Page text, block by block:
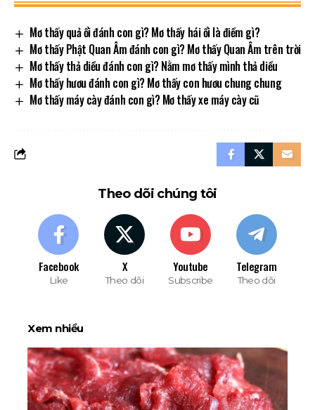
Mơ thấy quả ổi đánh con gì? Mơ thấy hái ổi là điềm gì?
Mơ thấy Phật Quan Âm đánh con gì? Mơ thấy Quan Âm trên trời
Mơ thấy thả diều đánh con gì? Nằm mơ thấy mình thả diều
Mơ thấy hươu đánh con gì? Mơ thấy con hươu chung chung
Mơ thấy máy cày đánh con gì? Mơ thấy xe máy cày cũ
Theo dõi chúng tôi
Facebook
Like
X
Theo dõi
Youtube
Subscribe
Telegram
Theo dõi
Xem nhiều